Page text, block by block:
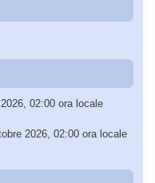
02:00 ora locale
2026, 02:00 ora locale